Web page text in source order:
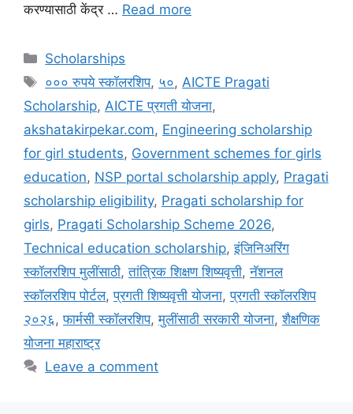
करण्यासाठी केंद्र … Read more
Categories
Scholarships
Tags
००० रुपये स्कॉलरशिप, ५०, AICTE Pragati
Scholarship, AICTE प्रगती योजना,
akshatakirpekar.com, Engineering scholarship
for girl students, Government schemes for girls
education, NSP portal scholarship apply, Pragati
scholarship eligibility, Pragati scholarship for
girls, Pragati Scholarship Scheme 2026,
Technical education scholarship,इंजिनिअरिंग
स्कॉलरशिप मुलींसाठी,तांत्रिक शिक्षण शिष्यवृत्ती,नॅशनल
स्कॉलरशिप पोर्टल,प्रगती शिष्यवृत्ती योजना,प्रगती स्कॉलरशिप
२०२६ ,फार्मसी स्कॉलरशिप,मुलींसाठी सरकारी योजना,शैक्षणिक
योजना महाराष्ट्र
Leave a comment